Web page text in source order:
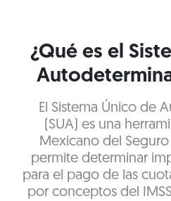
¿Qué es el
El Sistema Único de
(SUA) es una
Mexicano del Seguro
permite determinar
para el pago de las
por conceptos del